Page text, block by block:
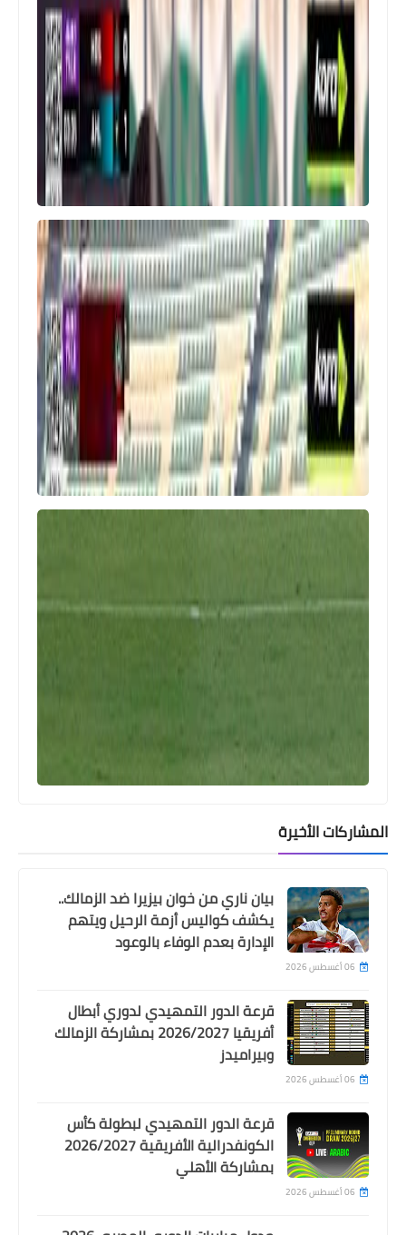
اخبار خفيفة
الأهلي يفلت من كمين حرس الحدود
ويهرب بالثلاث نقاط بصعوبة
اخبار خفيفة
جراديشار يفتتح اهداف الأهلي أمام حرس
الحدود بهدف صاروخي
Egypt
اسامة نبيه يستبعد نجم الاهلي من
القائمة النهائية لكاس العالم للشباب
المشاركات الأخيرة
بيان ناري من خوان بيزيرا ضد الزمالك..
يكشف كواليس أزمة الرحيل ويتهم
الإدارة بعدم الوفاء بالوعود
06 أغسطس 2026
قرعة الدور التمهيدي لدوري أبطال
أفريقيا 2026/2027 بمشاركة الزمالك
وبيراميدز
06 أغسطس 2026
قرعة الدور التمهيدي لبطولة كأس
الكونفدرالية الأفريقية 2026/2027
بمشاركة الأهلي
06 أغسطس 2026